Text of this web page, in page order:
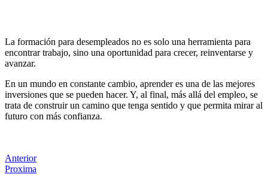
La formación para desempleados no es solo una herramienta para
encontrar trabajo, sino una oportunidad para crecer, reinventarse y
avanzar.
En un mundo en constante cambio, aprender es una de las mejores
inversiones que se pueden hacer. Y, al final, más allá del empleo, se
trata de construir un camino que tenga sentido y que permita mirar al
futuro con más confianza.
Anterior
Proxima